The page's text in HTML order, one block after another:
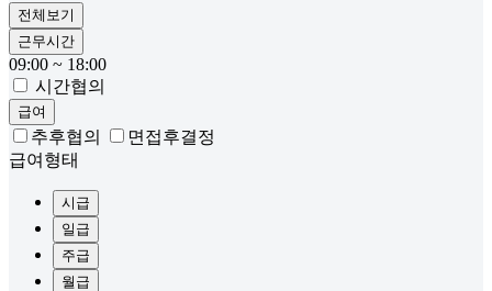
전체보기
근무시간
09:00 ~ 18:00
시간협의
급여
추후협의
면접후결정
급여형태
시급
일급
주급
월급